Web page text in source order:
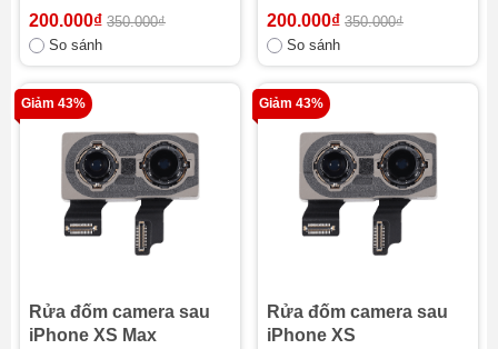
200.000₫ 350.000₫
So sánh
200.000₫ 350.000₫
So sánh
Giảm 43%
Rửa đốm camera sau
iPhone XS Max
Giảm 43%
Rửa đốm camera sau
iPhone XS